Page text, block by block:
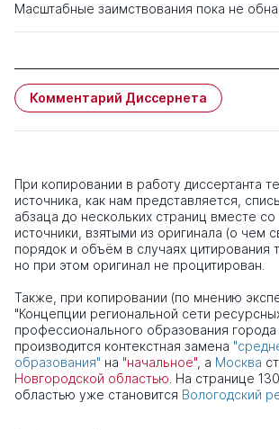
Масштабные заимствования пока не
Комментарий Диссернета
При копировании в работу диссертанта
источника, как нам представляется,
абзаца до нескольких страниц вместе
источники, взятыми из оригинала (о чем
порядок и объём в случаях цитирования
но при этом оригинал не процитирован.
Также, при копировании (по мнению
"Концепции региональной сети
профессионального образования
производится контекстная замена
образования" на "начальное" , а Москва
Новгородской областью . На странице
областью уже становится Вологодский